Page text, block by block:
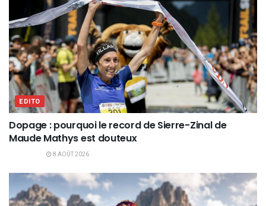
EDITO
Dopage : pourquoi le record de Sierre-Zinal de
Maude Mathys est douteux
8 AOÛT 2026